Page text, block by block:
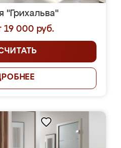
"Грихальва"
19 000 руб.